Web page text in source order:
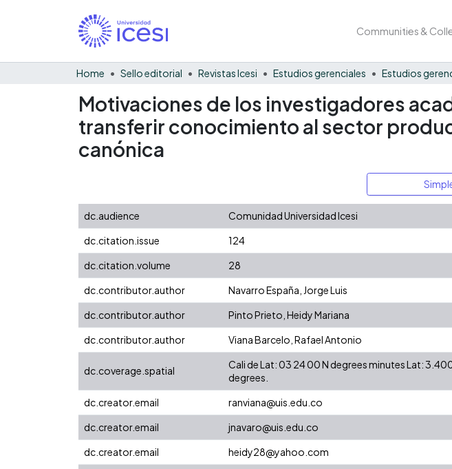
Communities &
Home Sello editorial Revistas Icesi Estudios gerenciales
Motivaciones de los investigadores
transferir conocimiento al sector
canónica
dc.audience Comunidad Universidad Icesi
dc.citation.issue
124
dc.citation.volume
28
dc.contributor.author
Navarro España, Jorge Luis
dc.contributor.author
Pinto Prieto, Heidy Mariana
dc.contributor.author
Viana Barcelo, Rafael Antonio
dc.coverage.spatial
Cali de Lat: 03 24 00 N degrees minutes Lat:
degrees.
dc.creator.email ranviana@uis.edu.co
dc.creator.email
jnavaro@uis.edu.co
dc.creator.email
heidy28@yahoo.com